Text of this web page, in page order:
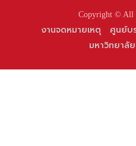
Copyright © All
งานจดหมายเหตุ
ศูนย์บ
มหาวิทยาลั